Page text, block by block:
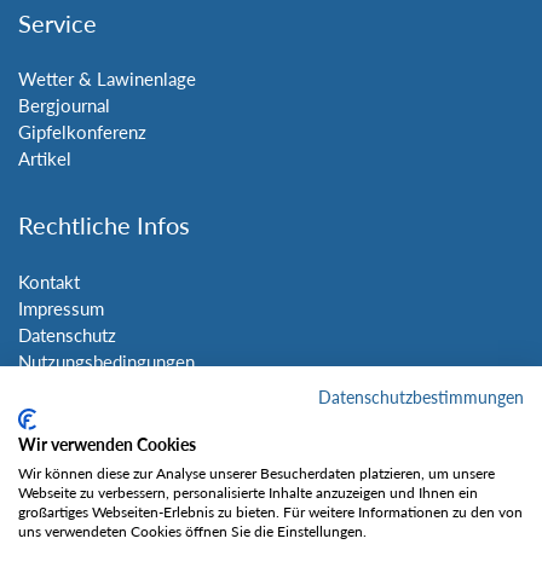
Service
Wetter & Lawinenlage
Bergjournal
Gipfelkonferenz
Artikel
Rechtliche Infos
Kontakt
Impressum
Datenschutz
Nutzungsbedingungen
Social Media
Datenschutzbestimmungen
Wir verwenden Cookies
Wir können diese zur Analyse unserer Besucherdaten platzieren, um unsere
Webseite zu verbessern, personalisierte Inhalte anzuzeigen und Ihnen ein
großartiges Webseiten-Erlebnis zu bieten. Für weitere Informationen zu den von
uns verwendeten Cookies öffnen Sie die Einstellungen.